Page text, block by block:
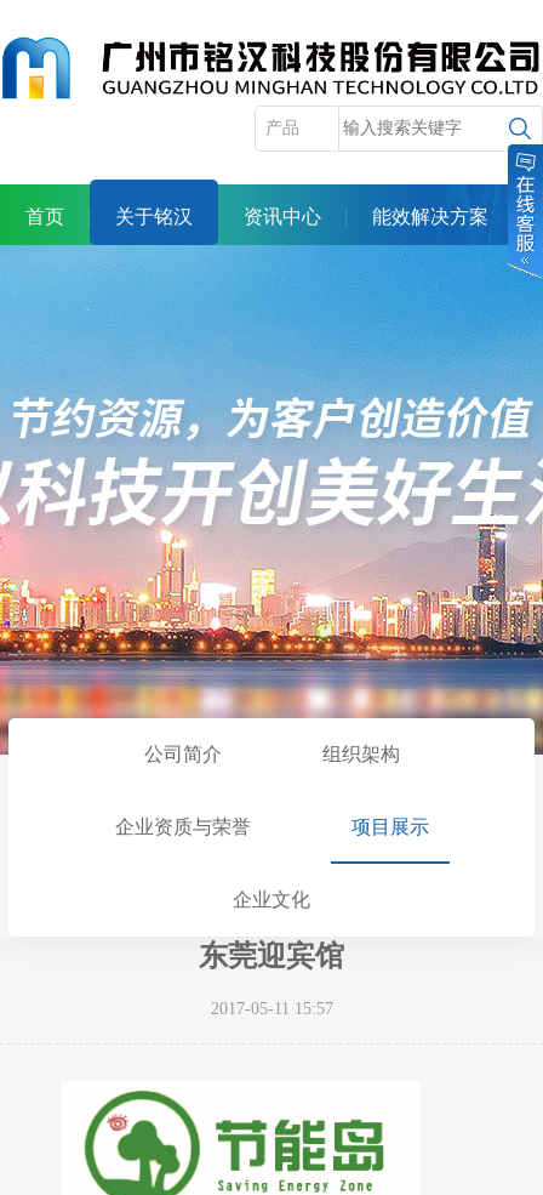
首页 关于铭汉 资讯中心 能效解决方案
公司简介 组织架构
企业资质与荣誉 项目展示
企业文化
东莞迎宾馆
2017-05-11 15:57